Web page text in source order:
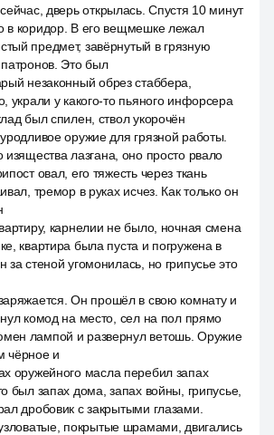
дверь открылась. Спустя 10 минут
в коридор. В его вещмешке лежал
предмет, завёрнутый в грязную
Это был
незаконный обрез стаббера,
украли у какого-то пьяного инфорсера
был спилен, ствол укорочён
оружие для грязной работы.
лазгана, оно просто рвало
овал, его тяжесть через ткань
тремор в руках исчез. Как только он
карнелии не было, ночная смена
квартира была пуста и погружена в
за стеной угомонилась, но грипусье это
Он прошёл в свою комнату и
комод на место, сел на пол прямо
лампой и развернул ветошь. Оружие
чёрное и
оружейного масла перебил запах
был запах дома, запах войны, грипусье,
дробовик с закрытыми глазами.
покрытые шрамами, двигались